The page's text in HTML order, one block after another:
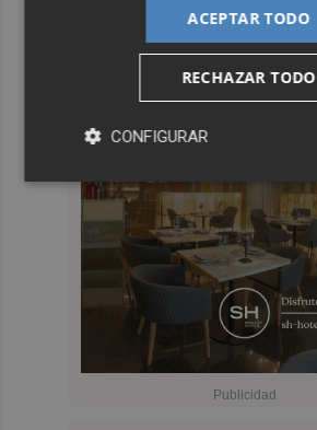
ACEPTAR TODO
RECHAZAR TODO
CONFIGURAR